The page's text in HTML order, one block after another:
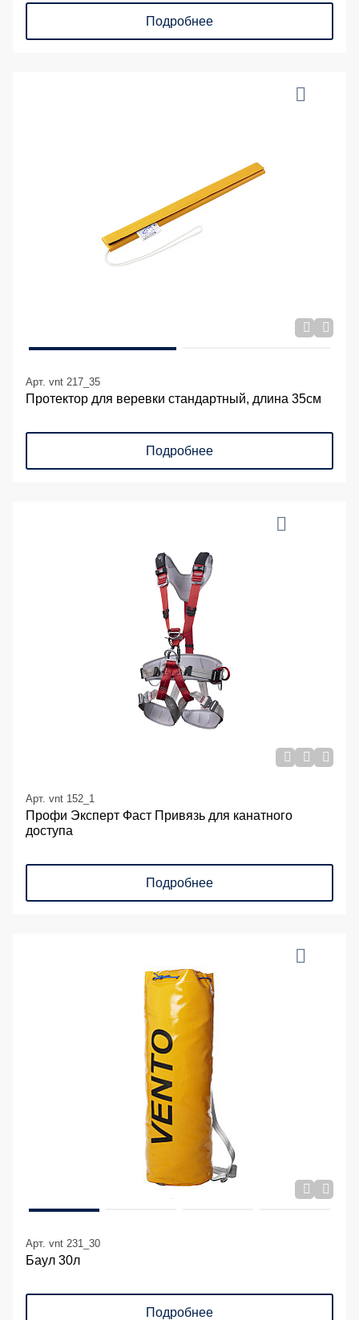
Подробнее
Арт. vnt 217_35
Протектор для веревки стандартный, длина 35см
Подробнее
Арт. vnt 152_1
Профи Эксперт Фаст Привязь для канатного
доступа
Подробнее
Арт. vnt 231_30
Баул 30л
Подробнее